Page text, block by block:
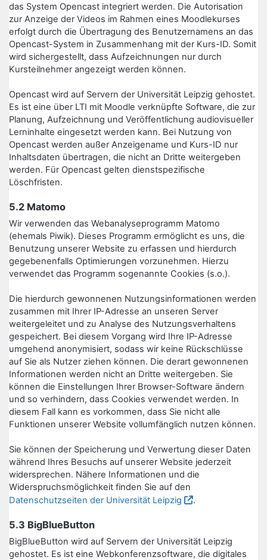
das System Opencast integriert werden. Die Autorisation
zur Anzeige der Videos im Rahmen eines Moodlekurses
erfolgt durch die Übertragung des Benutzernamens an das
Opencast-System in Zusammenhang mit der Kurs-ID. Somit
wird sichergestellt, dass Aufzeichnungen nur durch
Kursteilnehmer angezeigt werden können.
Opencast wird auf Servern der Universität Leipzig gehostet.
Es ist eine über LTI mit Moodle verknüpfte Software, die zur
Planung, Aufzeichnung und Veröffentlichung audiovisueller
Lerninhalte eingesetzt werden kann. Bei Nutzung von
Opencast werden außer Anzeigename und Kurs-ID nur
Inhaltsdaten übertragen, die nicht an Dritte weitergeben
werden. Für Opencast gelten dienstspezifische
Löschfristen.
5.2 Matomo
Wir verwenden das Webanalyseprogramm Matomo
(ehemals Piwik). Dieses Programm ermöglicht es uns, die
Benutzung unserer Website zu erfassen und hierdurch
gegebenenfalls Optimierungen vorzunehmen. Hierzu
verwendet das Programm sogenannte Cookies (s.o.).
Die hierdurch gewonnenen Nutzungsinformationen werden
zusammen mit Ihrer IP-Adresse an unseren Server
weitergeleitet und zu Analyse des Nutzungsverhaltens
gespeichert. Bei diesem Vorgang wird Ihre IP-Adresse
umgehend anonymisiert, sodass wir keine Rückschlüsse
auf Sie als Nutzer ziehen können. Die derart gewonnenen
Informationen werden nicht an Dritte weitergeben. Sie
können die Einstellungen Ihrer Browser-Software ändern
und so verhindern, dass Cookies verwendet werden. In
diesem Fall kann es vorkommen, dass Sie nicht alle
Funktionen unserer Website vollumfänglich nutzen können.
Sie können der Speicherung und Verwertung dieser Daten
während Ihres Besuchs auf unserer Website jederzeit
widersprechen. Nähere Informationen und die
Widerspruchsmöglichkeit finden Sie auf den
Datenschutzseiten der Universität Leipzig
.
5.3 BigBlueButton
BigBlueButton wird auf Servern der Universität Leipzig
gehostet. Es ist eine Webkonferenzsoftware, die digitales